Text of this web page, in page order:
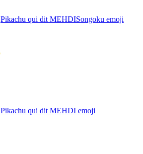
Pikachu qui dit MEHDISongoku emoji
Pikachu qui dit MEHDI emoji